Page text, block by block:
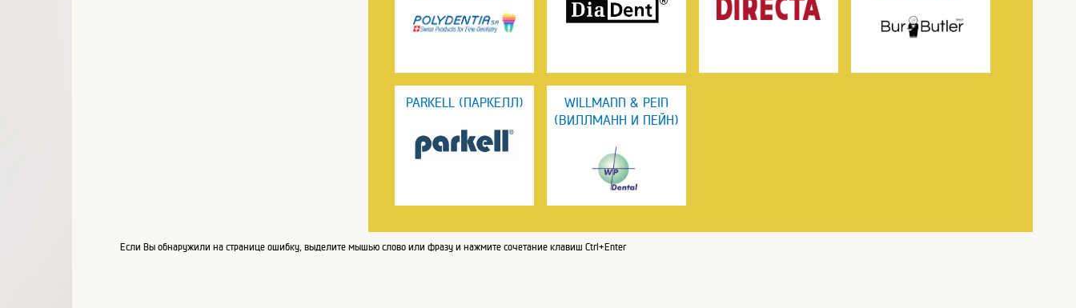
PARKELL (ПАРКЕЛЛ)
WILLMANN & PEIN
(ВИЛЛМАНН И ПЕЙН)
Если Вы обнаружили на странице ошибку, выделите мышью слово или фразу и нажмите сочетание клавиш Ctrl+Enter